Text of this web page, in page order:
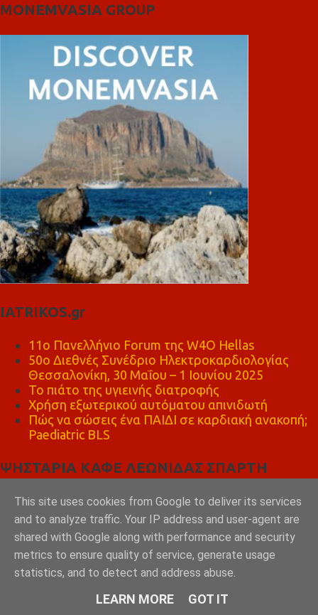
MONEMVASIA GROUP
IATRIKOS.gr
11ο Πανελλήνιο Forum της W4O Hellas
50ο Διεθνές Συνέδριο Ηλεκτροκαρδιολογίας
Θεσσαλονίκη, 30 Μαΐου – 1 Ιουνίου 2025
Το πιάτο της υγιεινής διατροφής
Χρήση εξωτερικού αυτόματου απινιδωτή
Πώς να σώσεις ένα ΠΑΙΔΙ σε καρδιακή ανακοπή;
Paediatric BLS
ΨΗΣΤΑΡΙΑ ΚΑΦΕ ΛΕΩΝΙΔΑΣ ΣΠΑΡΤΗ
This site uses cookies from Google to deliver its services
and to analyze traffic. Your IP address and user-agent are
shared with Google along with performance and security
metrics to ensure quality of service, generate usage
statistics, and to detect and address abuse.
LEARN MORE GOT IT